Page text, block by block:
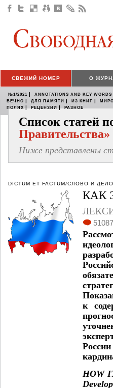
СВЕЖИЙ НОМЕР О
№1/2021 | ANNOTATIONS AND KEY WORDS
ВЕЧНО | ДЛЯ ПАМЯТИ | ИЗ КНИГ |
ПОЛЯХ | РЕЦЕНЗИИ | РАЗНОЕ
Список статей
Правительства»
Ниже представлены
DICTUM ET FACTUM/СЛОВО И ДЕЛО
КАК
51087
к
HOW